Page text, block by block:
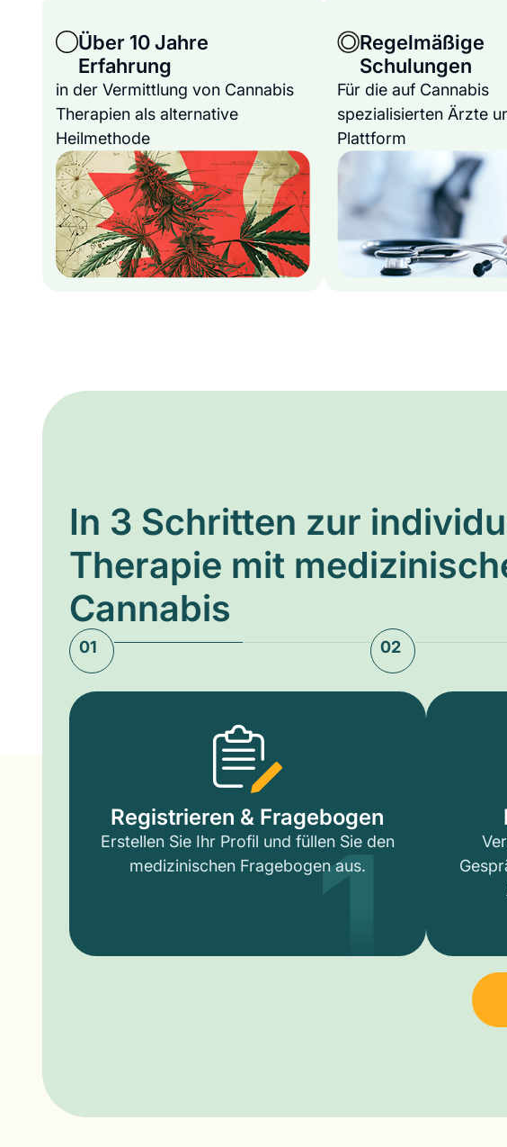
Über 10 Jahre
Erfahrung
in der Vermittlung von Cannabis
Therapien als alternative
Heilmethode
Regelmäßige
Schulungen
Für die auf Cannabis
spezialisierten Ärzte
Plattform
In 3 Schritten zur
Therapie mit
Cannabis
01 02
Registrieren & Fragebogen
Erstellen Sie Ihr Profil und füllen Sie den
medizinischen Fragebogen aus.
1